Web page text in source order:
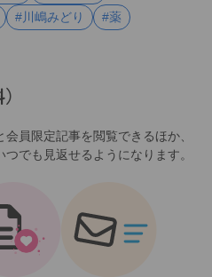
#川嶋みどり
#薬
員限定記事を閲覧できるほか、
でも見返せるようになります。